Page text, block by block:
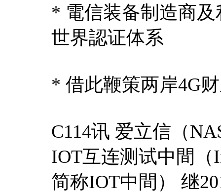
* 電信装备制造商
世界認证体系
* 借此鞭策两岸4G
C114讯 爱立信（
IOT互连测试中間（
简称IOT中間） 继